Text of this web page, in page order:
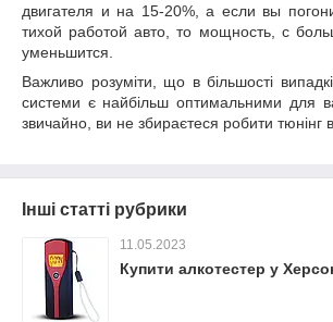
двигателя и на 15-20%, а если вы
тихой работой авто, то мощность, с
уменьшится.
Важливо розуміти, що в більшості
системи є найбільш оптимальними для
звичайно, ви не збираєтеся робити тюнінг
Інші статті рубрики
11.05.2023
Купити алкотестер у